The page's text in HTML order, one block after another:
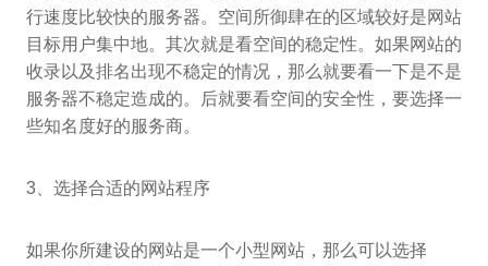
行速度比较快的服务器。空间所御肆在的区域较好是网站
目标用户集中地。其次就是看空间的稳定性。如果网站的
收录以及排名出现不稳定的情况，那么就要看一下是不是
服务器不稳定造成的。后就要看空间的安全性，要选择一
些知名度好的服务商。
3、选择合适的网站程序
如果你所建设的网站是一个小型网站，那么可以选择